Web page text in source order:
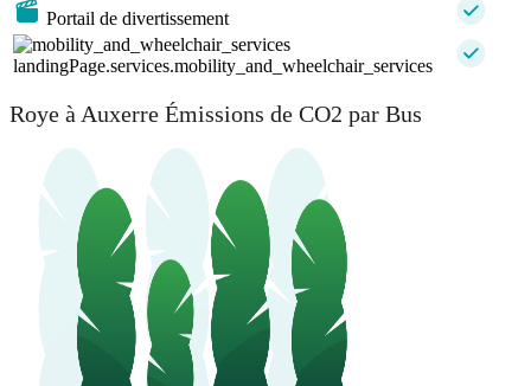
Portail de divertissement
landingPage.services.mobility_and_wheelchair_services
Roye à Auxerre Émissions de CO2 par Bus